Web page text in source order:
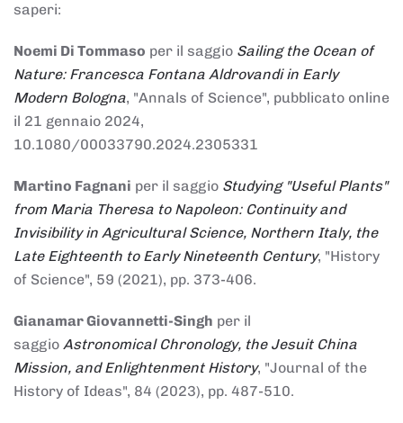
saperi:
Noemi Di Tommaso per il saggio Sailing the Ocean of
Nature: Francesca Fontana Aldrovandi in Early
Modern Bologna, "Annals of Science", pubblicato online
il 21 gennaio 2024,
10.1080/00033790.2024.2305331
Martino Fagnani per il saggio Studying "Useful Plants"
from Maria Theresa to Napoleon: Continuity and
Invisibility in Agricultural Science, Northern Italy, the
Late Eighteenth to Early Nineteenth Century, "History
of Science", 59 (2021), pp. 373-406.
Gianamar Giovannetti-Singh per il
saggio Astronomical Chronology, the Jesuit China
Mission, and Enlightenment History, "Journal of the
History of Ideas", 84 (2023), pp. 487-510.